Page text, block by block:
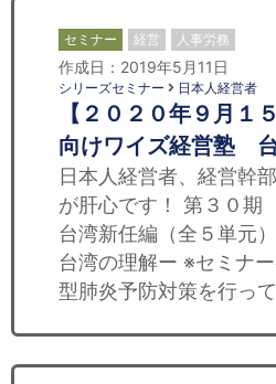
セミナー 経営 人事労務
作成日：2019年5月11日
シリーズセミナー 日本人経営者
【２０２０年９月１
向けワイズ経営塾
日本人経営者、経営幹
が肝心です！ 第３０
台湾新任編（全５単元
台湾の理解ー ※セミナ
型肺炎予防対策を行っ